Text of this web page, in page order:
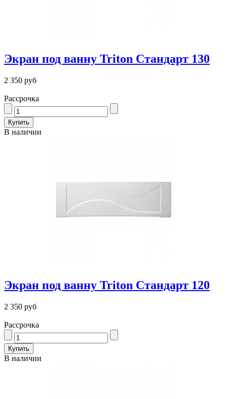
Экран под ванну Triton Стандарт 130
2 350 руб
Рассрочка
В наличии
Экран под ванну Triton Стандарт 120
2 350 руб
Рассрочка
В наличии